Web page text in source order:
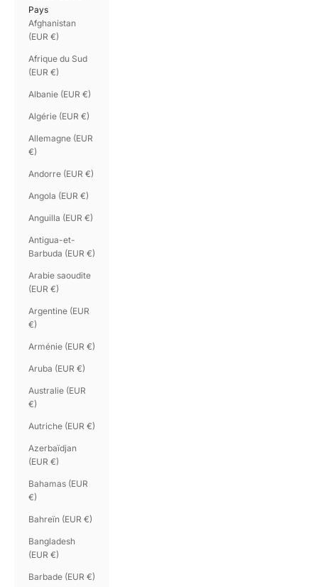
Pays
Afghanistan
(EUR €)
Afrique du Sud
(EUR €)
Albanie (EUR €)
Algérie (EUR €)
Allemagne (EUR
€)
Andorre (EUR €)
Angola (EUR €)
Anguilla (EUR €)
Antigua-et-
Barbuda (EUR €)
Arabie saoudite
(EUR €)
Argentine (EUR
€)
Arménie (EUR €)
Aruba (EUR €)
Australie (EUR
€)
Autriche (EUR €)
Azerbaïdjan
(EUR €)
Bahamas (EUR
€)
Bahreïn (EUR €)
Bangladesh
(EUR €)
Barbade (EUR €)